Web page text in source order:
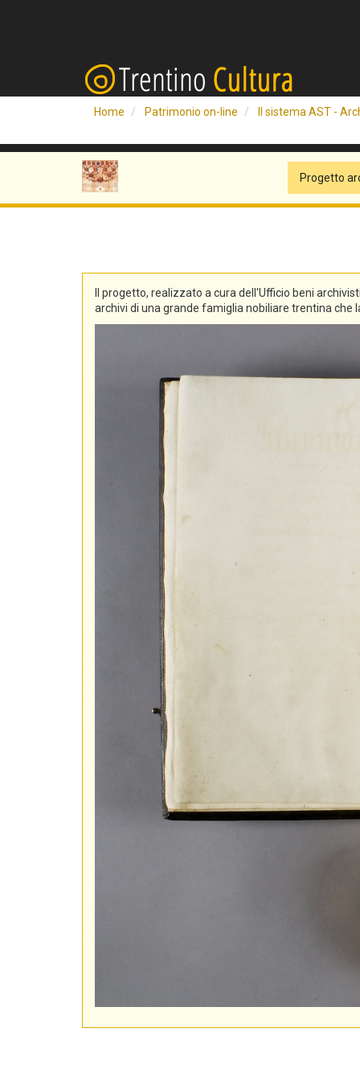
Home Patrimonio on-line Il sistema AST -
Progetto
Il progetto, realizzato a cura dell'Ufficio beni
archivi di una grande famiglia nobiliare trentina che